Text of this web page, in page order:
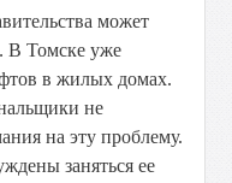
может
В Томске уже
в жилых домах.
не
на эту проблему.
заняться ее